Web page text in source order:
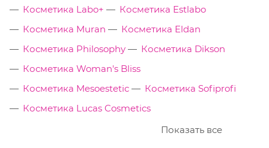
Косметика Labo+
Косметика Estlabo
Косметика Muran
Косметика Eldan
Косметика Philosophy
Косметика Dikson
Косметика Woman's Bliss
Косметика Mesoestetic
Косметика Sofiprofi
Косметика Lucas Cosmetics
Показать все